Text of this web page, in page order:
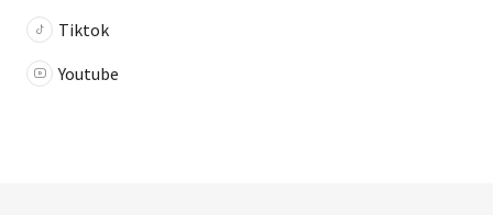
Tiktok
Youtube